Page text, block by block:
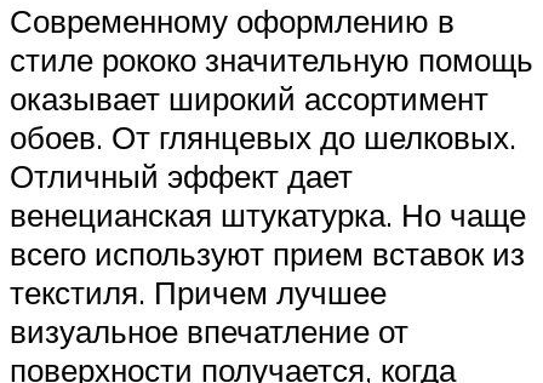
Современному оформлению в
стиле рококо значительную помощь
оказывает широкий ассортимент
обоев. От глянцевых до шелковых.
Отличный эффект дает
венецианская штукатурка. Но чаще
всего используют прием вставок из
текстиля. Причем лучшее
визуальное впечатление от
поверхности получается, когда